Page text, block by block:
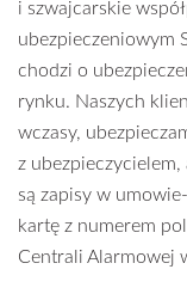
i szwajcarskie
ubezpieczeniowym
chodzi o
rynku. Naszych
wczasy,
z
są zapisy w
kartę z numerem
Centrali Alarmowej